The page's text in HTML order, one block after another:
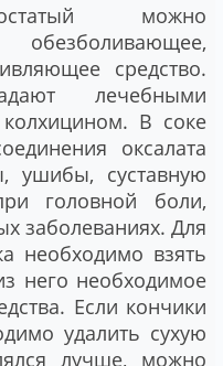
можно
средство.
лечебными
В соке
оксалата
ушибы, суставную
головной боли,
заболеваниях. Для
необходимо взять
него необходимое
Если кончики
удалить сухую
лучше, можно